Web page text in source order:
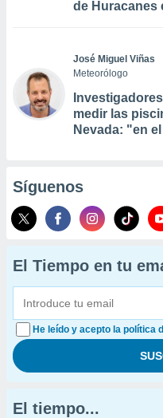
de Huracanes
José Miguel Viñas
Meteorólogo
medir las
Nevada: "en
Síguenos
El Tiempo en tu
He leído y acepto la política
El tiempo...